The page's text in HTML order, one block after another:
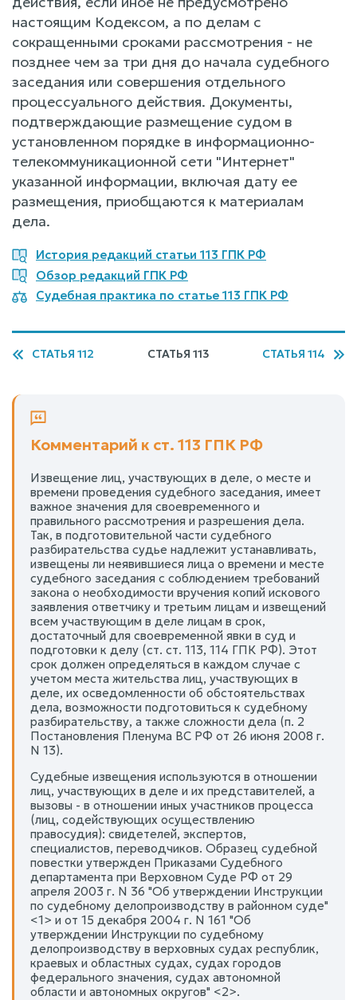
настоящим Кодексом, а по делам с
сокращенными сроками рассмотрения - не
позднее чем за три дня до начала судебного
заседания или совершения отдельного
процессуального действия. Документы,
подтверждающие размещение судом в
установленном порядке в информационно-
телекоммуникационной сети "Интернет"
указанной информации, включая дату ее
размещения, приобщаются к материалам
дела.
История редакций статьи 113 ГПК РФ
Обзор редакций ГПК РФ
Судебная практика по статье 113 ГПК РФ
СТАТЬЯ 112 СТАТЬЯ 113 СТАТЬЯ 114
Комментарий к ст. 113 ГПК РФ
Извещение лиц, участвующих в деле, о месте и
времени проведения судебного заседания, имеет
важное значения для своевременного и
правильного рассмотрения и разрешения дела.
Так, в подготовительной части судебного
разбирательства судье надлежит устанавливать,
извещены ли неявившиеся лица о времени и месте
судебного заседания с соблюдением требований
закона о необходимости вручения копий искового
заявления ответчику и третьим лицам и извещений
всем участвующим в деле лицам в срок,
достаточный для своевременной явки в суд и
подготовки к делу (ст. ст. 113, 114 ГПК РФ). Этот
срок должен определяться в каждом случае с
учетом места жительства лиц, участвующих в
деле, их осведомленности об обстоятельствах
дела, возможности подготовиться к судебному
разбирательству, а также сложности дела (п. 2
Постановления Пленума ВС РФ от 26 июня 2008 г.
N 13).
Судебные извещения используются в отношении
лиц, участвующих в деле и их представителей, а
вызовы - в отношении иных участников процесса
(лиц, содействующих осуществлению
правосудия): свидетелей, экспертов,
специалистов, переводчиков. Образец судебной
повестки утвержден Приказами Судебного
департамента при Верховном Суде РФ от 29
апреля 2003 г. N 36 "Об утверждении Инструкции
по судебному делопроизводству в районном суде"
<1> и от 15 декабря 2004 г. N 161 "Об
утверждении Инструкции по судебному
делопроизводству в верховных судах республик,
краевых и областных судах, судах городов
федерального значения, судах автономной
области и автономных округов" <2>.